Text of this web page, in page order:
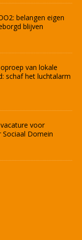
belangen eigen
blijven
van lokale
schaf het luchtalarm
voor
Domein